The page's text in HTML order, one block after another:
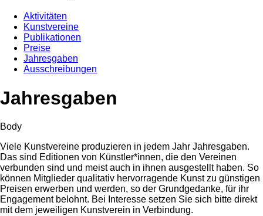
Aktivitäten
Kunstvereine
Publikationen
Preise
Jahresgaben
Ausschreibungen
Jahresgaben
Body
Viele Kunstvereine produzieren in jedem Jahr Jahresgaben.
Das sind Editionen von Künstler*innen, die den Vereinen
verbunden sind und meist auch in ihnen ausgestellt haben. So
können Mitglieder qualitativ hervorragende Kunst zu günstigen
Preisen erwerben und werden, so der Grundgedanke, für ihr
Engagement belohnt. Bei Interesse setzen Sie sich bitte direkt
mit dem jeweiligen Kunstverein in Verbindung.